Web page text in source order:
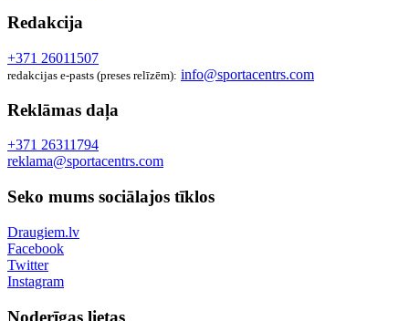
Redakcija
+371 26011507
redakcijas e-pasts (preses relīzēm): info@sportacentrs.com
Reklāmas daļa
+371 26311794
reklama@sportacentrs.com
Seko mums sociālajos tīklos
Draugiem.lv
Facebook
Twitter
Instagram
Noderīgas lietas